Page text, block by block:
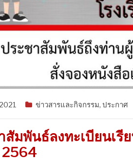
ข่าวสารและกิจกรรม, ประกาศ
สัมพันธ์ลงทะเบียนเรี